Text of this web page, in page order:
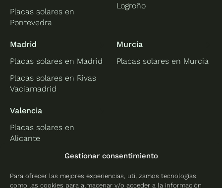
Gestionar consentimiento
Para ofrecer las mejores experiencias, utilizamos tecnologías
como las cookies para almacenar y/o acceder a la información
Placas solares en
Pontevedra
Logroño
Madrid
Placas solares en Madrid
Placas solares en Rivas
Vaciamadrid
Murcia
Placas solares en Murcia
Valencia
Placas solares en
Alicante
Placas solares en
Placas solares en